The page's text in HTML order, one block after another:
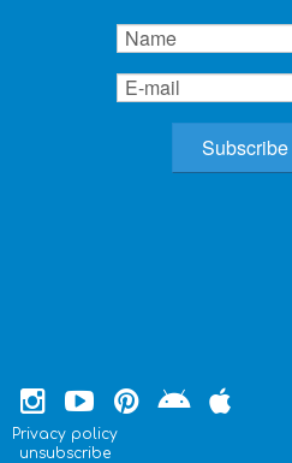
Privacy policy
unsubscribe